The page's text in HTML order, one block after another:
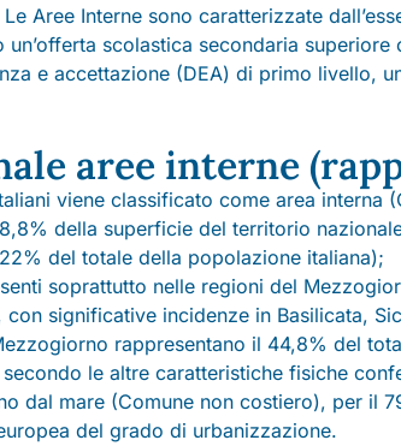
Aree Interne sono caratterizzate
scolastica secondaria superiore
e accettazione (DEA) di primo livello,
aree interne
viene classificato come area interna
della superficie del territorio
del totale della popolazione italiana);
soprattutto nelle regioni del
significative incidenze in Basilicata,
rappresentano il 44,8% del
le altre caratteristiche fisiche
dal mare (Comune non costiero), per il
del grado di urbanizzazione.